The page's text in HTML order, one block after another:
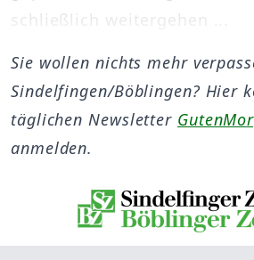
schließlich weitergehen ...
Sie wollen nichts mehr
Sindelfingen/Böblingen? Hier
täglichen Newsletter
anmelden.